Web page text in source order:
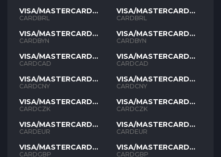
VISA/MASTERCARD
BRL
CARDBRL
VISA/MASTERCARD
BYN
CARDBYN
VISA/MASTERCARD
CAD
CARDCAD
VISA/MASTERCARD
CNY
CARDCNY
VISA/MASTERCARD
CZK
CARDCZK
VISA/MASTERCARD
EUR
CARDEUR
VISA/MASTERCARD
GBP
CARDGBP
VISA/MASTERCARD
BRL
CARDBRL
VISA/MASTERCARD
BYN
CARDBYN
VISA/MASTERCARD
CAD
CARDCAD
VISA/MASTERCARD
CNY
CARDCNY
VISA/MASTERCARD
CZK
CARDCZK
VISA/MASTERCARD
EUR
CARDEUR
VISA/MASTERCARD
GBP
CARDGBP